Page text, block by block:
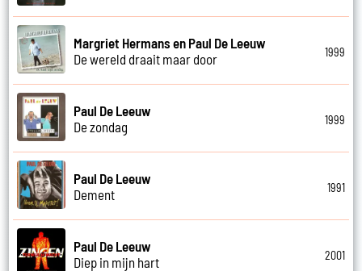
Margriet Hermans en Paul De Leeuw
De wereld draait maar door
1999
Paul De Leeuw
De zondag
1999
Paul De Leeuw
Dement
1991
Paul De Leeuw
Diep in mijn hart
2001